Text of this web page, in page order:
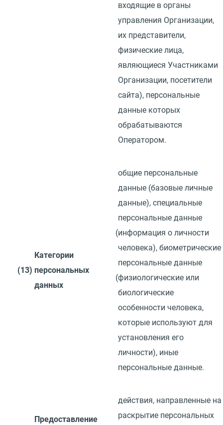
входящие в органы
управления Организации,
их представители,
физические лица,
являющиеся Участниками
Организации, посетители
сайта), персональные
данные которых
обрабатываются
Оператором.
(13)
Категории
персональных
данных
общие персональные
данные (базовые личные
данные), специальные
персональные данные
(информация о личности
человека), биометрические
персональные данные
(физиологические или
биологические
особенности человека,
которые используют для
установления его
личности), иные
персональные данные.
Предоставление
действия, направленные на
раскрытие персональных